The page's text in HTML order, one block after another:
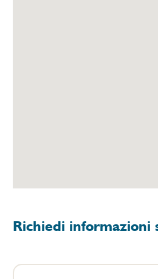
Richiedi